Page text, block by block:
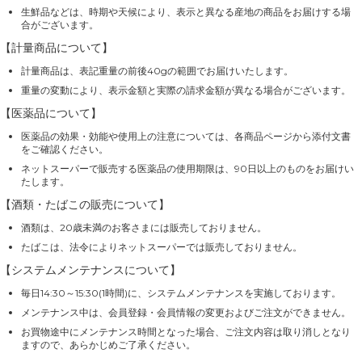
生鮮品などは、時期や天候により、表示と異なる産地の商品をお届けする場
合がございます。
【計量商品について】
計量商品は、表記重量の前後40gの範囲でお届けいたします。
重量の変動により、表示金額と実際の請求金額が異なる場合がございます。
【医薬品について】
医薬品の効果・効能や使用上の注意については、各商品ページから添付文書
をご確認ください。
ネットスーパーで販売する医薬品の使用期限は、90日以上のものをお届けい
たします。
【酒類・たばこの販売について】
酒類は、20歳未満のお客さまには販売しておりません。
たばこは、法令によりネットスーパーでは販売しておりません。
【システムメンテナンスについて】
毎日14:30～15:30(1時間)に、システムメンテナンスを実施しております。
メンテナンス中は、会員登録・会員情報の変更およびご注文ができません。
お買物途中にメンテナンス時間となった場合、ご注文内容は取り消しとなり
ますので、あらかじめご了承ください。